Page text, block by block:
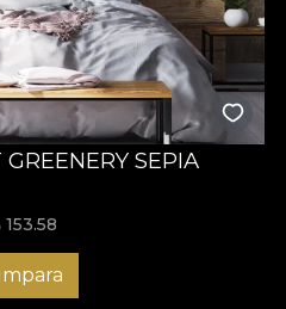
SEPIA
153.58 د.إ.‏